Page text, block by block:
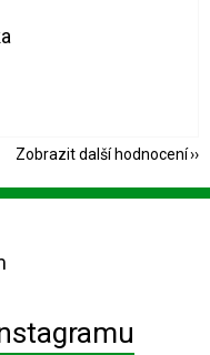
5 hvězdiček.
Zobrazit další hodnocení